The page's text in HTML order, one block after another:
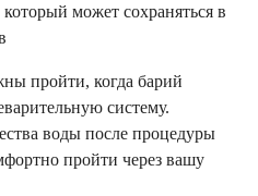
может сохраняться в
пройти, когда барий
систему.
воды после процедуры
пройти через вашу